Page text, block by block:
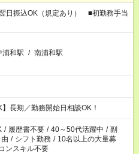
日振込OK（規定あり） ■初勤務手当
浦和駅 / 南浦和駅
】長期／勤務開始日相談OK！
/ 履歴書不要 / 40～50代活躍中 / 副
/ シフト勤務 / 10名以上の大量募
ンスキル不要